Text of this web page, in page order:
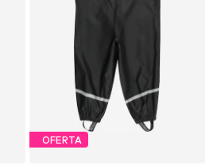
OFERTA